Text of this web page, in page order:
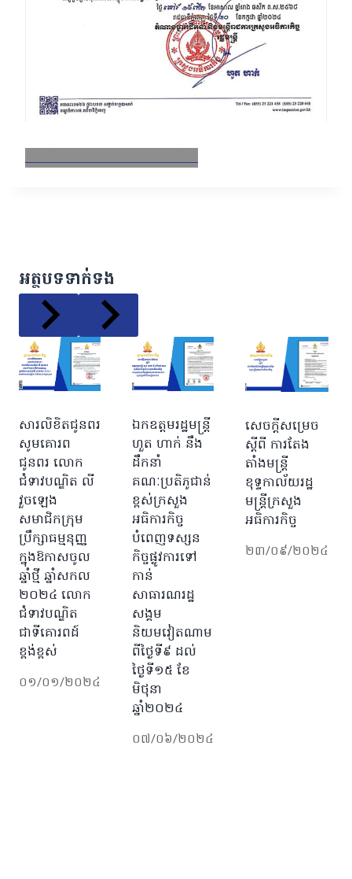
FacebookXEmailLinkedIn
អត្ថបទទាក់ទង
សារលិខិតជូនពរ
​សូមគោរព
ជូនពរ លោក
ជំទាវបណ្ឌិត លី
វួចឡេង
សមាជិកក្រុម
ប្រឹក្សាធម្មនុញ្ញ ​
ក្នុងឱកាសចូល
ឆ្នាំថ្មី ឆ្នាំសកល
២០២៤ លោក
ជំទាវបណ្ឌិត
ជាទីគោរពដ៍
ខ្ពង់ខ្ពស់
០១/០១/២០២៤
ឯកឧត្តមរដ្ឋមន្រ្តី
ហួត ហាក់ នឹង
ដឹកនាំ
គណៈប្រតិភូជាន់
ខ្ពស់ក្រសួង
អធិការកិច្ច
បំពេញទស្សន
កិច្ចផ្លូវការទៅ
កាន់
សាធារណរដ្ឋ
សង្គម
និយមវៀតណាម
ពីថ្ងៃទី៩ ដល់
ថ្ងៃទី១៥ ខែ
មិថុនា
ឆ្នាំ២០២៤
០៧/០៦/២០២៤
សេចក្ដីសម្រេច
ស្ដីពី ការតែង
តាំងមន្ត្រី
ខុទ្ទកាល័យរដ្ឋ
មន្ត្រីក្រសួង
អធិការកិច្ច
២៣/០៩/២០២៤